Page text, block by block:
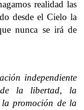
realidad las
desde el Cielo la
nunca se irá de
independiente
la libertad, la
la promoción de la